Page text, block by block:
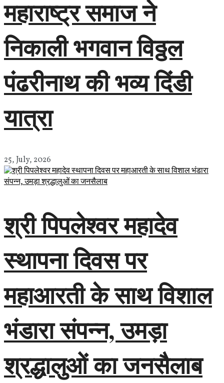
महाराष्ट्र समाज ने
निकाली भगवान विठ्ठल
पंढरीनाथ की भव्य दिंडी
यात्रा
25, July, 2026
श्री पिपलेश्वर महादेव
स्थापना दिवस पर
महाआरती के साथ विशाल
भंडारा संपन्न, उमड़ा
श्रद्धालुओं का जनसैलाब